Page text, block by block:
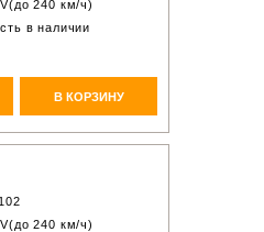
V(до 240 км/ч)
в наличии
В КОРЗИНУ
102
V(до 240 км/ч)